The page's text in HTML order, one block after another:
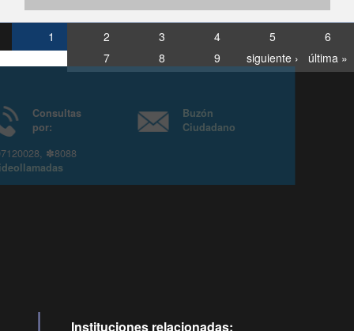
1 2 3 4 5
6
7
8 9 siguiente › última »
6007120028, ✽8088
yVideollamadas
Instituciones relacionadas: